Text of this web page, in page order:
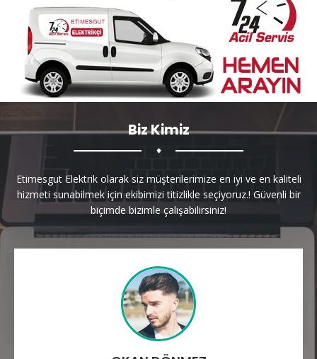
Biz Kimiz
♦
Etimesgut Elektrik olarak siz müşterilerimize en iyi ve en kaliteli
hizmeti sunabilmek için ekibimizi titizlikle seçiyoruz.! Güvenli bir
biçimde bizimle çalışabilirsiniz!